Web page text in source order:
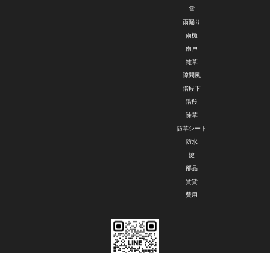
雪
雨漏り
雨樋
雨戸
雑草
隙間風
階段下
階段
除草
防草シート
防水
鍵
部品
賃貸
費用